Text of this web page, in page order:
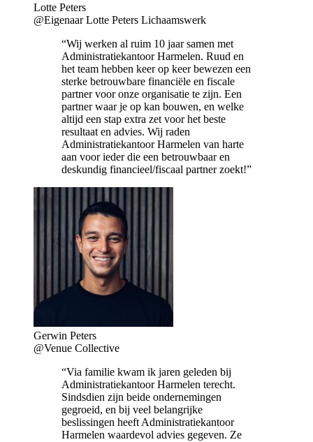
Lotte Peters
@Eigenaar Lotte Peters Lichaamswerk
“Wij werken al ruim 10 jaar samen met
Administratiekantoor Harmelen. Ruud en
het team hebben keer op keer bewezen een
sterke betrouwbare financiële en fiscale
partner voor onze organisatie te zijn. Een
partner waar je op kan bouwen, en welke
altijd een stap extra zet voor het beste
resultaat en advies. Wij raden
Administratiekantoor Harmelen van harte
aan voor ieder die een betrouwbaar en
deskundig financieel/fiscaal partner zoekt!”
Gerwin Peters
@Venue Collective
“Via familie kwam ik jaren geleden bij
Administratiekantoor Harmelen terecht.
Sindsdien zijn beide ondernemingen
gegroeid, en bij veel belangrijke
beslissingen heeft Administratiekantoor
Harmelen waardevol advies gegeven. Ze